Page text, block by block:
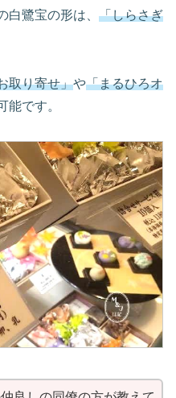
白鷺宝の形は、 「しらさぎ
取り寄せ」や「まるひろオ
能です。